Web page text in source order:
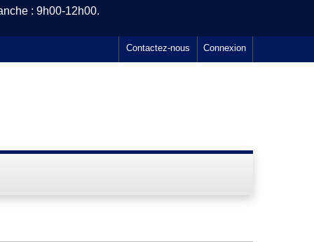
: 9h00-12h00.
Connexion
Contactez-nous